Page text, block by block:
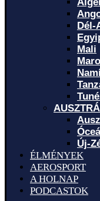
Dél-
Mali
Új-
ÉLMÉNYEK
AEROSPORT
A HOLNAP
PODCASTOK